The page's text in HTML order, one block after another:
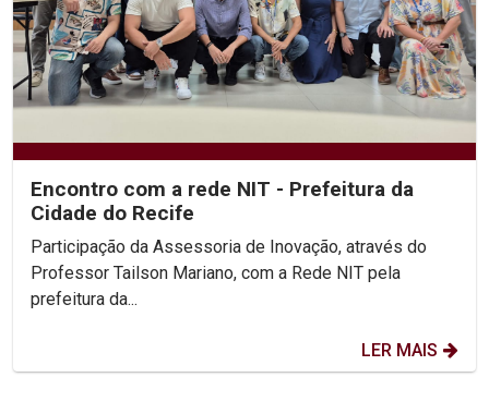
Encontro com a rede NIT - Prefeitura da
Cidade do Recife
Participação da Assessoria de Inovação, através do
Professor Tailson Mariano, com a Rede NIT pela
prefeitura da...
LER MAIS